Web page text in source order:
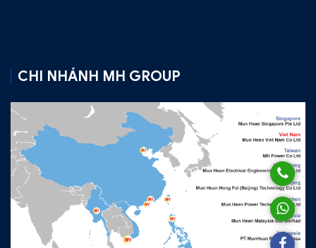
CHI NHÁNH MH GROUP